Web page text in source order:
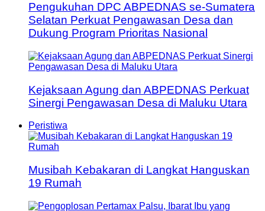
Pengukuhan DPC ABPEDNAS se-Sumatera
Selatan Perkuat Pengawasan Desa dan
Dukung Program Prioritas Nasional
Kejaksaan Agung dan ABPEDNAS Perkuat
Sinergi Pengawasan Desa di Maluku Utara
Peristiwa
Musibah Kebakaran di Langkat Hanguskan
19 Rumah